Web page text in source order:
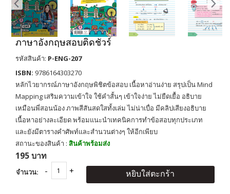
ภาษาอังกฤษสอบติดชัวร์
รหัสสินค้า: P-ENG-207
ISBN: 9786164303270
หลักไวยากรณ์ภาษาอังกฤษพิชิตข้อสอบ เนื้อหาอ่านง่าย สรุปเป็น Mind
Mapping เสริมความเข้าใจ ใช้คำสั้นๆ เข้าใจง่าย ไม่ยืดเยื้อ อธิบาย
เหมือนพี่สอนน้อง ภาพสีสันสดใสทั้งเล่ม ไม่น่าเบื่อ มีคลิปเสียงอธิบาย
เนื้อหาอย่างละเอียด พร้อมแนะนำเทคนิคการทำข้อสอบทุกประเภท
และยังมีตารางคำศัพท์และสำนวนต่างๆ ให้อีกเพียบ
สถานะของสินค้า : สินค้าพร้อมส่ง
195 บาท
จำนวน: หยิบใส่ตะกร้า